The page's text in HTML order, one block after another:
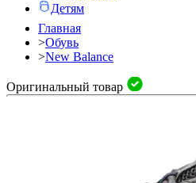
Детям
Главная
>Обувь
>New Balance
Оригинальный товар